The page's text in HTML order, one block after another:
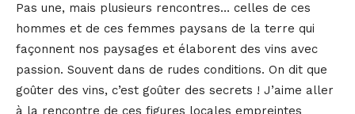
Pas une, mais plusieurs rencontres… celles de ces
hommes et de ces femmes paysans de la terre qui
façonnent nos paysages et élaborent des vins avec
passion. Souvent dans de rudes conditions. On dit que
goûter des vins, c’est goûter des secrets ! J’aime aller
à la rencontre de ces figures locales empreintes